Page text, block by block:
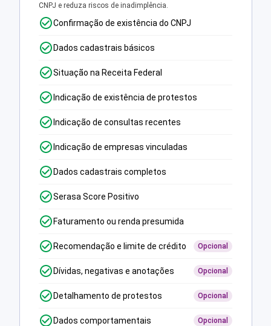
CNPJ e reduza riscos de inadimplência.
Confirmação de existência do CNPJ
Dados cadastrais básicos
Situação na Receita Federal
Indicação de existência de protestos
Indicação de consultas recentes
Indicação de empresas vinculadas
Dados cadastrais completos
Serasa Score Positivo
Faturamento ou renda presumida
Recomendação e limite de crédito Opcional
Dívidas, negativas e anotações Opcional
Detalhamento de protestos Opcional
Dados comportamentais Opcional